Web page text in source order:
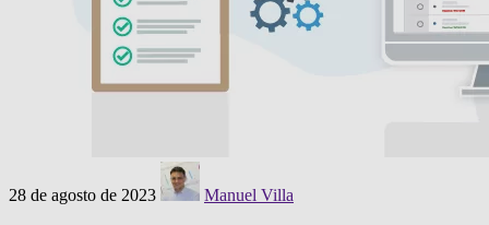
28 de agosto de 2023 Manuel Villa